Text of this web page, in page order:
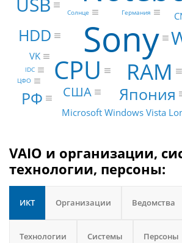
Sony
CPU RAM
HDD
Япония
РФ США
Microsoft Windows Vista
VK
Германия
Солнце
IDC
ЦФО
VAIO и организации,
технологии, персоны:
ИКТ Организации Ведомства
Технологии Системы Персоны